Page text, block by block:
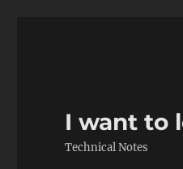
I want to
Technical Notes